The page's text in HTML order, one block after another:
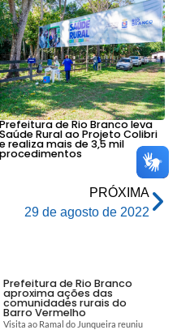
Prefeitura de Rio Branco leva
Saúde Rural ao Projeto Colibri
e realiza mais de 3,5 mil
procedimentos
PRÓXIMA
29 de agosto de 2022
Prefeitura de Rio Branco
aproxima ações das
comunidades rurais do
Barro Vermelho
Visita ao Ramal do Junqueira reuniu